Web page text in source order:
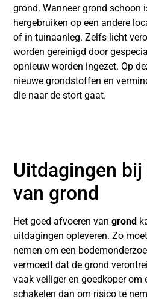
grond. Wanneer grond schoon
hergebruiken op een andere
of in tuinaanleg. Zelfs licht
worden gereinigd door
opnieuw worden ingezet. Op
nieuwe grondstoffen en
die naar de stort gaat.
Uitdagingen
van grond
Het goed afvoeren van grond
uitdagingen opleveren. Zo
nemen om een
vermoedt dat de grond
vaak veiliger en goedkoper om
schakelen dan om risico te